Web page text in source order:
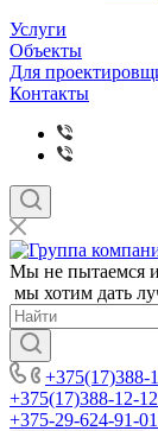
Услуги
Объекты
Для
Контакты
Мы не пытаемся
мы хотим дать
+375(17)388-
+375(17)388-12-12
+375-29-624-91-01